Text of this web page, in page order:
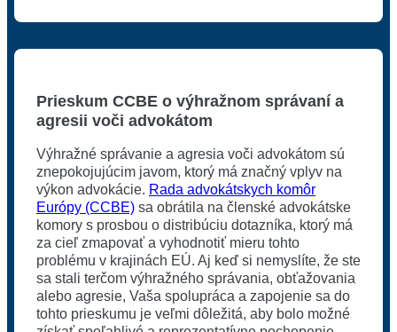
Prieskum CCBE o výhražnom správaní a
agresii voči advokátom
Výhražné správanie a agresia voči advokátom sú
znepokojujúcim javom, ktorý má značný vplyv na
výkon advokácie. Rada advokátskych komôr
Európy (CCBE) sa obrátila na členské advokátske
komory s prosbou o distribúciu dotazníka, ktorý má
za cieľ zmapovať a vyhodnotiť mieru tohto
problému v krajinách EÚ. Aj keď si nemyslíte, že ste
sa stali terčom výhražného správania, obťažovania
alebo agresie, Vaša spolupráca a zapojenie sa do
tohto prieskumu je veľmi dôležitá, aby bolo možné